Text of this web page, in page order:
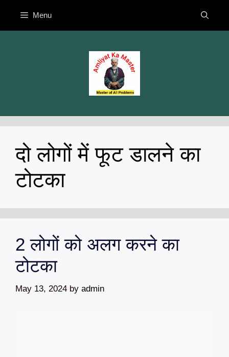
content
Menu
दो लोगों में फूट डालने का
टोटका
2 लोगों को अलग करने का
टोटका
May 13, 2024 by admin